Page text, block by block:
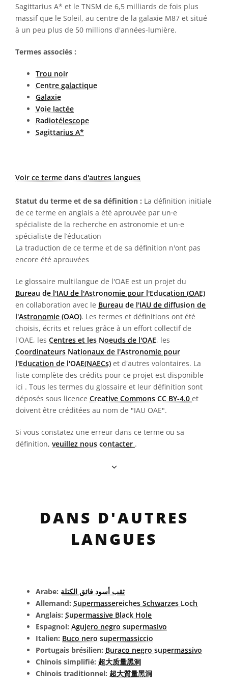
Sagittarius A* et le TNSM de 6,5 milliards de fois plus
massif que le Soleil, au centre de la galaxie M87 et situé
à un peu plus de 50 millions d'années-lumière.
Termes associés :
Trou noir
Centre galactique
Galaxie
Voie lactée
Radiotélescope
Sagittarius A*
Voir ce terme dans d'autres langues
Statut du terme et de sa définition : La définition initiale
de ce terme en anglais a été aprouvée par un·e
spécialiste de la recherche en astronomie et un·e
spécialiste de l’éducation
La traduction de ce terme et de sa définition n'ont pas
encore été aprouvées
Le glossaire multilangue de l'OAE est un projet du
Bureau de l'IAU de l'Astronomie pour l'Education (OAE)
en collaboration avec le Bureau de l'IAU de diffusion de
l'Astronomie (OAO). Les termes et définitions ont été
choisis, écrits et relues grâce à un effort collectif de
l'OAE, les Centres et les Noeuds de l'OAE, les
Coordinateurs Nationaux de l'Astronomie pour
l'Education de l'OAE(NAECs) et d'autres volontaires. La
liste complète des crédits pour ce projet est disponible
ici . Tous les termes du glossaire et leur définition sont
déposés sous licence Creative Commons CC BY-4.0 et
doivent être créditées au nom de "IAU OAE".
Si vous constatez une erreur dans ce terme ou sa
définition, veuillez nous contacter .
DANS D'AUTRES
LANGUES
Arabe: ثقب أسود فائق الكتلة
Allemand: Supermassereiches Schwarzes Loch
Anglais: Supermassive Black Hole
Espagnol: Agujero negro supermasivo
Italien: Buco nero supermassiccio
Portugais brésilien: Buraco negro supermassivo
Chinois simplifié: 超大质量黑洞
Chinois traditionnel: 超大質量黑洞